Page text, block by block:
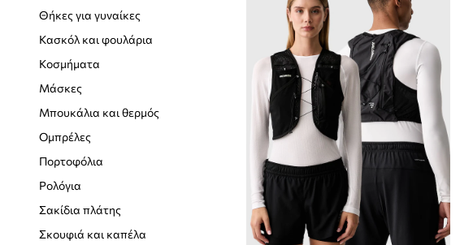
Παντελόνια και κολάν
Πουλόβερ
Σακάκια και γιλέκα
Σετ
Σορτς
Τζιν
Τοπ και μπλουζάκια
Φορέματα
Παλτό
Φόρμες
Μπαλαρίνες
Μποτάκια
Μπότες χιονιού
Μπότες
Πάνινα
Παντόφλες
Σαγιονάρες και σανδάλια
Παπούτσια πεζοπορίας
Τακούνια
Θήκες για γυναίκες
Κασκόλ και φουλάρια
Κοσμήματα
Μάσκες
Μπουκάλια και θερμός
Ομπρέλες
Πορτοφόλια
Ρολόγια
Σακίδια πλάτης
Σκουφιά και καπέλα